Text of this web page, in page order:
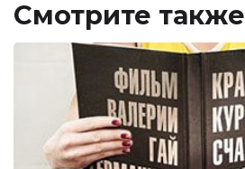
Смотрите также